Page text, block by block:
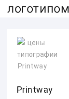
‎Printway